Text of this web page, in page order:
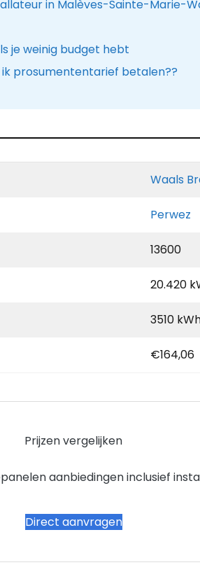
in Malèves-Sainte-Marie-
je weinig budget hebt
prosumententarief betalen??
Waals
Perwez
13600
20.420
3510
€164,06
Prijzen vergelijken
aanbiedingen inclusief
Direct aanvragen